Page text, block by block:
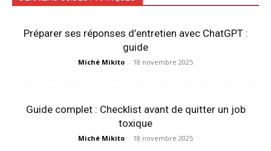
Préparer ses réponses d’entretien avec ChatGPT :
guide
Miché Mikito - 18 novembre 2025
Guide complet : Checklist avant de quitter un job
toxique
Miché Mikito - 18 novembre 2025